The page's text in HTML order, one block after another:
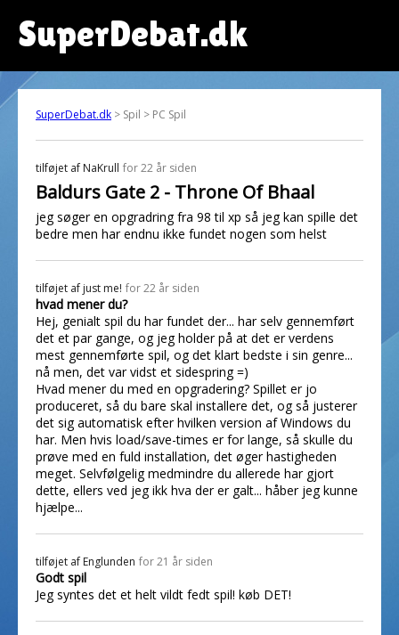
SuperDebat.dk
SuperDebat.dk > Spil > PC Spil
tilføjet af NaKrull for 22 år siden
Baldurs Gate 2 - Throne Of Bhaal
jeg søger en opgradring fra 98 til xp så jeg kan spille det
bedre men har endnu ikke fundet nogen som helst
tilføjet af just me! for 22 år siden
hvad mener du?
Hej, genialt spil du har fundet der... har selv gennemført
det et par gange, og jeg holder på at det er verdens
mest gennemførte spil, og det klart bedste i sin genre...
nå men, det var vidst et sidespring =)
Hvad mener du med en opgradering? Spillet er jo
produceret, så du bare skal installere det, og så justerer
det sig automatisk efter hvilken version af Windows du
har. Men hvis load/save-times er for lange, så skulle du
prøve med en fuld installation, det øger hastigheden
meget. Selvfølgelig medmindre du allerede har gjort
dette, ellers ved jeg ikk hva der er galt... håber jeg kunne
hjælpe...
tilføjet af Englunden for 21 år siden
Godt spil
Jeg syntes det et helt vildt fedt spil! køb DET!